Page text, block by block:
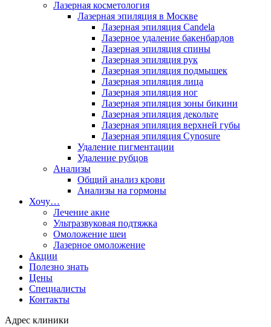
Лазерная косметология
Лазерная эпиляция в Москве
Лазерная эпиляция Candela
Лазерное удаление бакенбардов
Лазерная эпиляция спины
Лазерная эпиляция рук
Лазерная эпиляция подмышек
Лазерная эпиляция лица
Лазерная эпиляция ног
Лазерная эпиляция зоны бикини
Лазерная эпиляция декольте
Лазерная эпиляция верхней губы
Лазерная эпиляция Cynosure
Удаление пигментации
Удаление рубцов
Анализы
Общий анализ крови
Анализы на гормоны
Хочу…
Лечение акне
Ультразвуковая подтяжка
Омоложение шеи
Лазерное омоложение
Акции
Полезно знать
Цены
Специалисты
Контакты
Адрес клиники